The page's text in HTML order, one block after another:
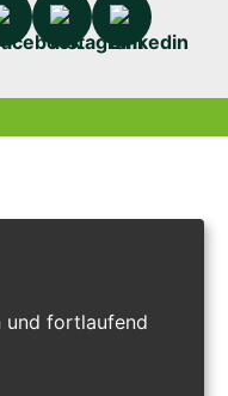
und fortlaufend